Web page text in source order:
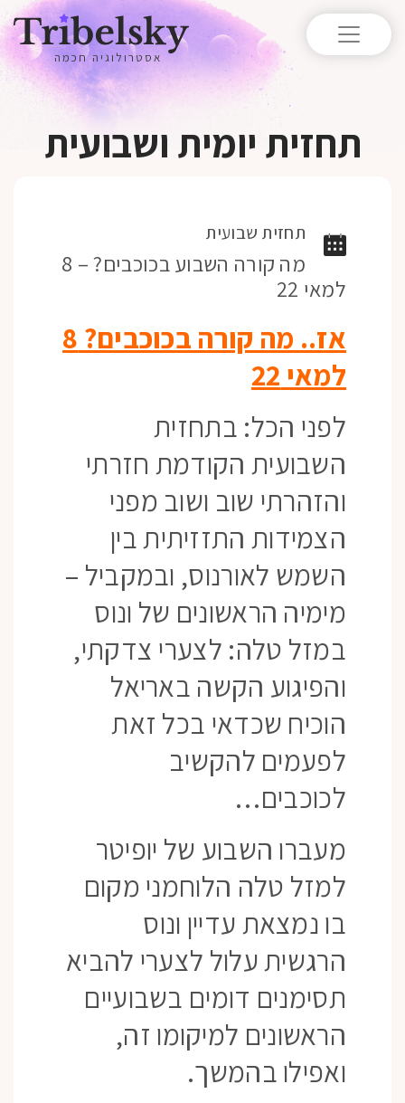
אסטרולוגיה חכמה
תחזית יומית ושבועית
תחזית שבועית
מה קורה השבוע בכוכבים? – 8
למאי 22
אז.. מה קורה בכוכבים? 8
למאי 22
לפני הכל: בתחזית
השבועית הקודמת חזרתי
והזהרתי שוב ושוב מפני
הצמידות התזזיתית בין
השמש לאורנוס, ובמקביל –
מימיה הראשונים של ונוס
במזל טלה: לצערי צדקתי,
והפיגוע הקשה באריאל
הוכיח שכדאי בכל זאת
לפעמים להקשיב
לכוכבים…
מעברו השבוע של יופיטר
למזל טלה הלוחמני מקום
בו נמצאת עדיין ונוס
הרגשית עלול לצערי להביא
תסימנים דומים בשבועיים
הראשונים למיקומו זה,
ואפילו בהמשך.